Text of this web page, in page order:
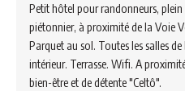
Petit hôtel pour randonneurs,
piétonnier, à proximité de la Voie
Parquet au sol. Toutes les salles
intérieur. Terrasse. Wifi. A
bien-être et de détente "Celtô".